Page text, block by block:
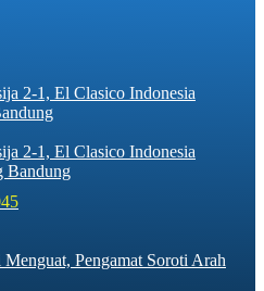
2-1, El Clasico Indonesia
Bandung
Pengamat Soroti Arah